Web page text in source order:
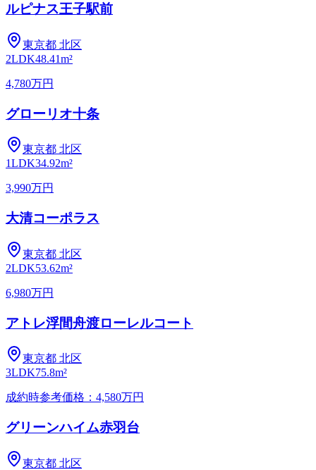
ルピナス王子駅前
東京都 北区
2LDK48.41m²
4,780万円
グローリオ十条
東京都 北区
1LDK34.92m²
3,990万円
大清コーポラス
東京都 北区
2LDK53.62m²
6,980万円
アトレ浮間舟渡ローレルコート
東京都 北区
3LDK75.8m²
成約時参考価格：4,580万円
グリーンハイム赤羽台
東京都 北区